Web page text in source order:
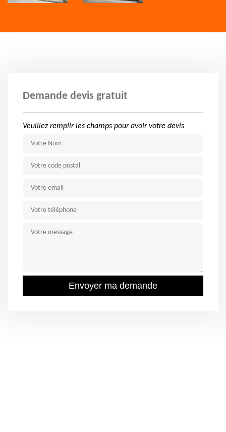
Demande devis gratuit
Veuillez remplir les champs pour avoir votre devis